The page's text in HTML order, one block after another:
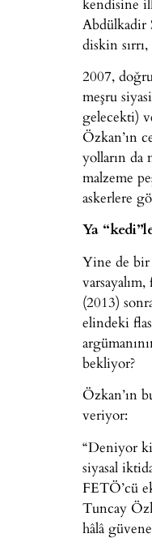
Abdülkadir
diskin
2007,
meşru
gelecekti)
Özkan’ın
yolların da
malzeme
askerlere
Ya
Yine de bir
(2013)
elindeki
bekliyor?
Özkan’ın
veriyor:
“Deniyor
siyasal
FETÖ’cü
Tuncay
hâlâ